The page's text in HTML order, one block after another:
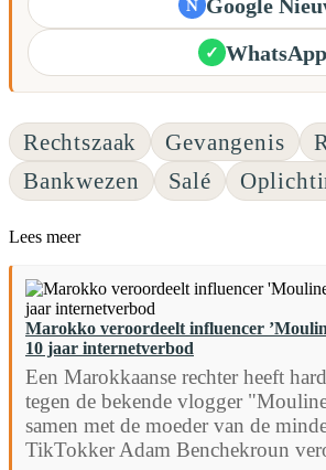
N Google
✓ WhatsApp
Rechtszaak Gevangenis
Bankwezen
Salé
Lees meer
Marokko veroordeelt influencer
10 jaar internetverbod
Een Marokkaanse rechter heeft
tegen de bekende vlogger
samen met de moeder van de
TikTokker Adam Benchekroun